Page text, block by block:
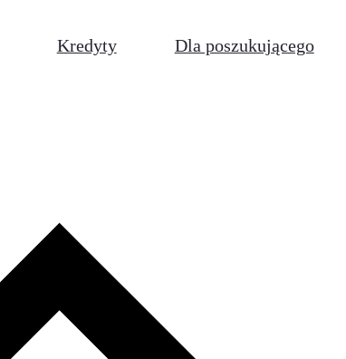
Kredyty Dla poszukującego